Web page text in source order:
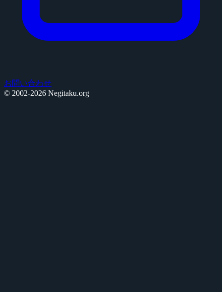
お問い合わせ
© 2002-2026 Negitaku.org